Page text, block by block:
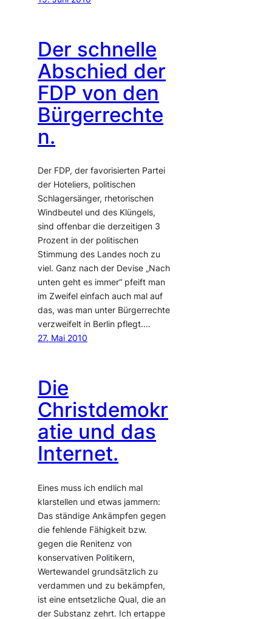
Der schnelle
Abschied der
FDP von den
Bürgerrechte
n.
Der FDP, der favorisierten Partei
der Hoteliers, politischen
Schlagersänger, rhetorischen
Windbeutel und des Klüngels,
sind offenbar die derzeitigen 3
Prozent in der politischen
Stimmung des Landes noch zu
viel. Ganz nach der Devise „Nach
unten geht es immer“ pfeift man
im Zweifel einfach auch mal auf
das, was man unter Bürgerrechte
verzweifelt in Berlin pflegt.…
27. Mai 2010
Die
Christdemokr
atie und das
Internet.
Eines muss ich endlich mal
klarstellen und etwas jammern:
Das ständige Ankämpfen gegen
die fehlende Fähigkeit bzw.
gegen die Renitenz von
konservativen Politikern,
Wertewandel grundsätzlich zu
verdammen und zu bekämpfen,
ist eine entsetzliche Qual, die an
der Substanz zehrt. Ich ertappe